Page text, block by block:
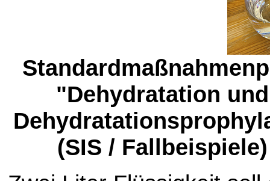
"Dehydratation und
(SIS / Fallbeispiele)